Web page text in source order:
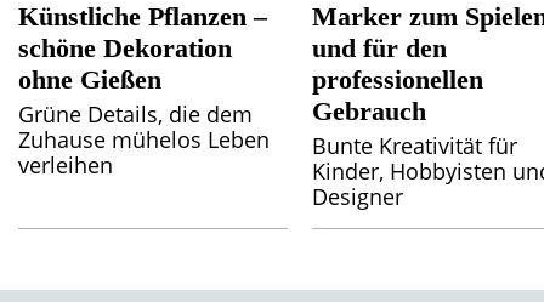
Künstliche Pflanzen –
schöne Dekoration
ohne Gießen
Grüne Details, die dem
Zuhause mühelos Leben
verleihen
Marker zum
und für den
professionellen
Gebrauch
Bunte Kreativität für
Kinder, Hobbyisten
Designer